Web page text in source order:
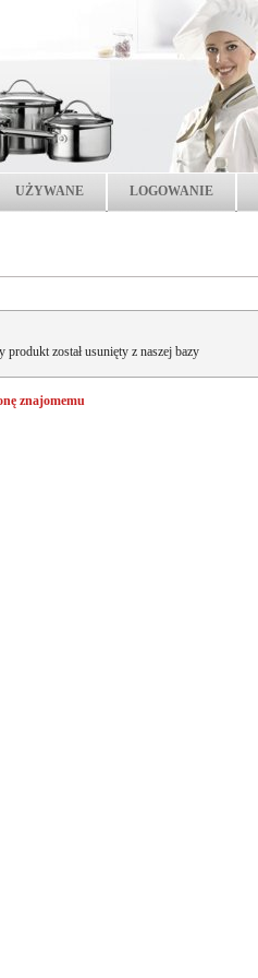
UŻYWANE LOGOWANIE
został usunięty z naszej bazy
znajomemu